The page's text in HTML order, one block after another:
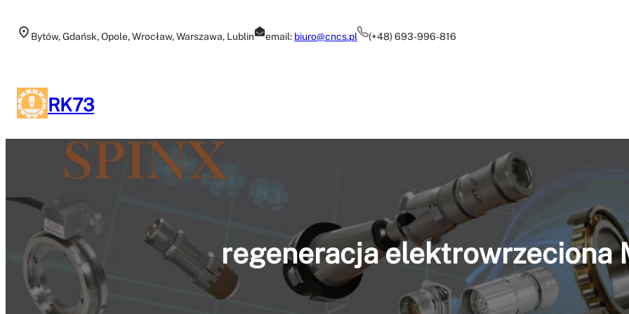
Bytów, Gdańsk, Opole, Wrocław, Warszawa, Lublin email: biuro@cncs.pl (+48) 693-996-816
RK73
regeneracja elektrowrzeciona